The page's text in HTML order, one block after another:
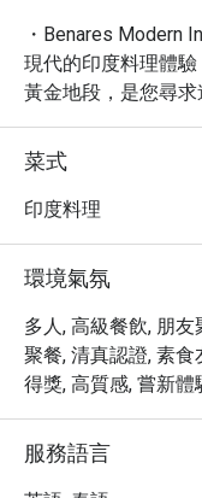
・Benares Modern
現代的印度料理體
黃金地段，是您尋求
廳以其精緻裝潢與
或特殊聚會的理想場
・這裡的菜單匯集了
意，為您帶來耳目一
食材的講究。
・提供全方位的用
滿足不同客人的需
想要品嚐精緻甜點
用餐環境，並提供細
・ 透過 Eatigo 預訂
Bangkok，您即可享
菜式
印度料理
環境氣氛
多人, 高級餐飲, 朋友
聚餐, 清真認證, 素
得獎, 高質感, 嘗新體
服務語言